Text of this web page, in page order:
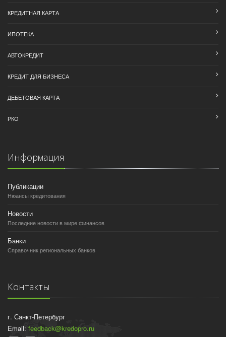
КРЕДИТНАЯ КАРТА
ИПОТЕКА
АВТОКРЕДИТ
КРЕДИТ ДЛЯ БИЗНЕСА
ДЕБЕТОВАЯ КАРТА
РКО
Информация
Публикации
Нюансы кредитования
Новости
Последние новости в мире финансов
Банки
Справочник региональных банков
Контакты
г. Санкт-Петербург
Email: feedback@kredopro.ru